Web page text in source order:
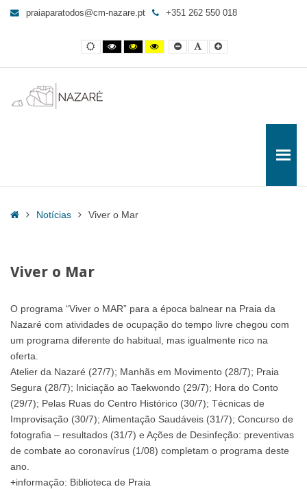
Praia
Todos
praiaparatodos@cm-nazare.pt +351 262 550 018
Contraste
normal
Contraste
preto
branco
Contraste
preto
amarelo
Yellow
and
contrast
Smaller
Font
Letra
por
Letra
maior
HomeNotícias Viver o Mar
Viver o Mar
O programa “Viver o MAR” para a época balnear na Praia da
Nazaré com atividades de ocupação do tempo livre chegou com
um programa diferente do habitual, mas igualmente rico na
oferta.
Atelier da Nazaré (27/7); Manhãs em Movimento (28/7); Praia
Segura (28/7); Iniciação ao Taekwondo (29/7); Hora do Conto
(29/7); Pelas Ruas do Centro Histórico (30/7); Técnicas de
Improvisação (30/7); Alimentação Saudáveis (31/7); Concurso de
fotografia – resultados (31/7) e Ações de Desinfeção: preventivas
de combate ao coronavírus (1/08) completam o programa deste
ano.
+informação: Biblioteca de Praia